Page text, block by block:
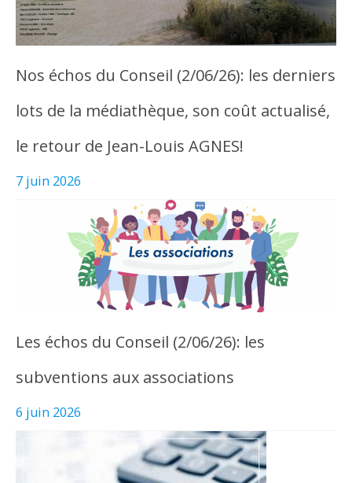
Nos échos du Conseil (2/06/26): les derniers
lots de la médiathèque, son coût actualisé,
le retour de Jean-Louis AGNES!
7 juin 2026
Les échos du Conseil (2/06/26): les
subventions aux associations
6 juin 2026